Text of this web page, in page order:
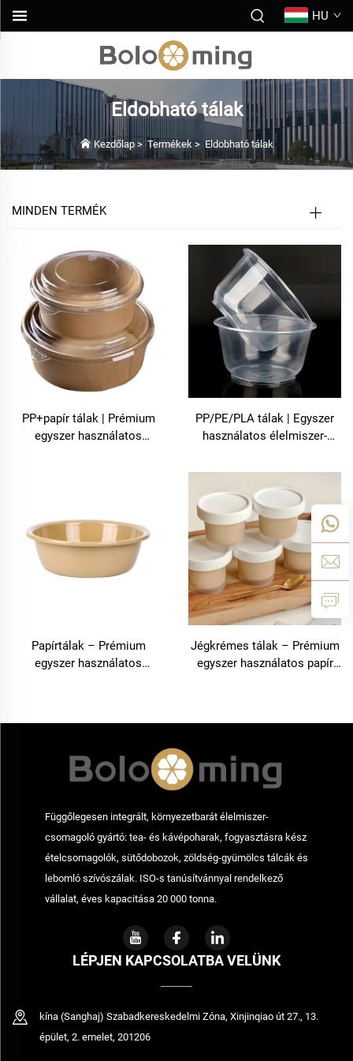
HU
Eldobható tálak
Kezdőlap > Termékek > Eldobható tálak
MINDEN TERMÉK
PP+papír tálak | Prémium
egyszer használatos
PP/PE/PLA tálak | Egyszer
használatos élelmiszer-
Papírtálak – Prémium
egyszer használatos
Jégkrémes tálak – Prémium
egyszer használatos papír
Függőlegesen integrált, környezetbarát élelmiszer-
csomagoló gyártó: tea- és kávépoharak, fogyasztásra kész
ételcsomagolók, sütődobozok, zöldség-gyümölcs tálcák és
lebomló szívószálak. ISO-s tanúsítvánnyal rendelkező
vállalat, éves kapacitása 20 000 tonna.
LÉPJEN KAPCSOLATBA VELÜNK
kína (Sanghaj) Szabadkereskedelmi Zóna, Xinjinqiao út 27., 13.
épület, 2. emelet, 201206